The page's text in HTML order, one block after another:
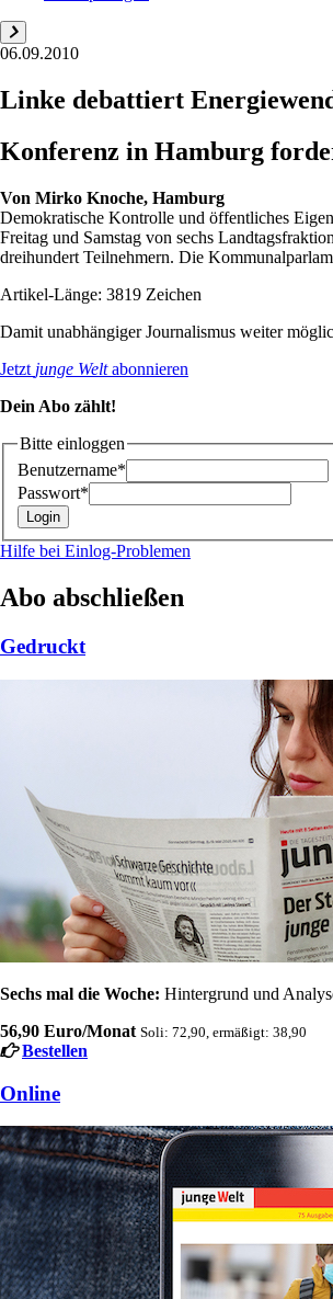
06.09.2010
Linke debattiert
Konferenz in Hamburg
Von Mirko Knoche, Hamburg
Demokratische Kontrolle und öffentliches
Freitag und Samstag von sechs
dreihundert Teilnehmern. Die
Artikel-Länge: 3819 Zeichen
Damit unabhängiger Journalismus weiter
Jetzt junge Weltabonnieren
Dein Abo zählt!
Bitte einloggen
Benutzername*
Passwort*
Hilfe bei Einlog-Problemen
Abo abschließen
Gedruckt
Sechs mal die Woche: Hintergrund und
56,90 Euro/Monat Soli: 72,90, ermäßigt: 38,90
Bestellen
Online